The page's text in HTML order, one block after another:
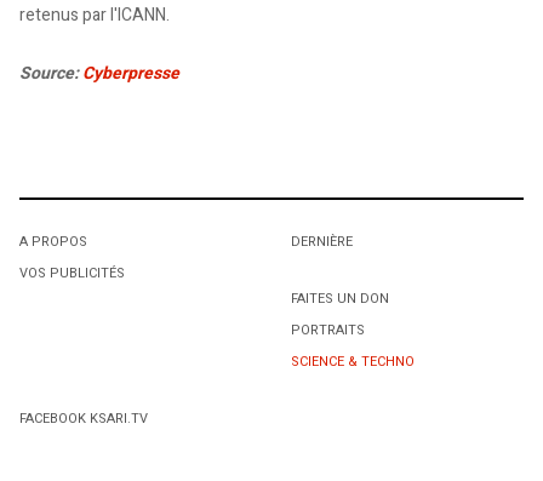
retenus par l'ICANN.
Source:Cyberpresse
A PROPOS
VOS PUBLICITÉS
DERNIÈRE
FAITES UN DON
PORTRAITS
SCIENCE & TECHNO
FACEBOOK KSARI.TV